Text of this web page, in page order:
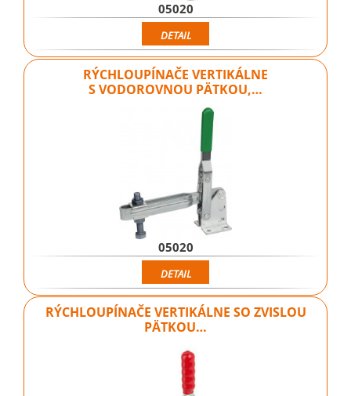
05020
DETAIL
RÝCHLOUPÍNAČE VERTIKÁLNE
S VODOROVNOU PÄTKOU,…
05020
DETAIL
RÝCHLOUPÍNAČE VERTIKÁLNE SO ZVISLOU
PÄTKOU…